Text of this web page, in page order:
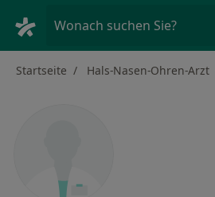
Wonach suchen Sie?
Startseite Hals-Nasen-Ohren-Arzt